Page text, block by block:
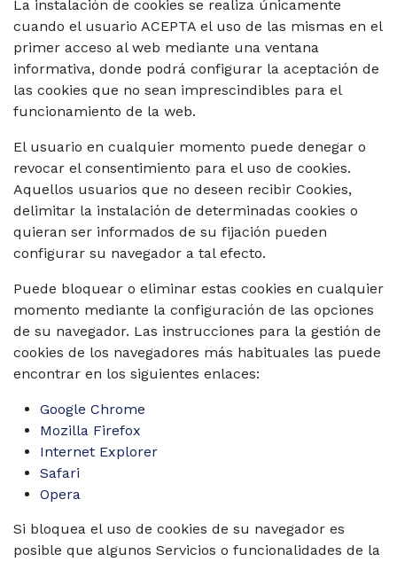
La instalación de cookies se realiza únicamente
cuando el usuario ACEPTA el uso de las mismas en el
primer acceso al web mediante una ventana
informativa, donde podrá configurar la aceptación de
las cookies que no sean imprescindibles para el
funcionamiento de la web.
El usuario en cualquier momento puede denegar o
revocar el consentimiento para el uso de cookies.
Aquellos usuarios que no deseen recibir Cookies,
delimitar la instalación de determinadas cookies o
quieran ser informados de su fijación pueden
configurar su navegador a tal efecto.
Puede bloquear o eliminar estas cookies en cualquier
momento mediante la configuración de las opciones
de su navegador. Las instrucciones para la gestión de
cookies de los navegadores más habituales las puede
encontrar en los siguientes enlaces:
Google Chrome
Mozilla Firefox
Internet Explorer
Safari
Opera
Si bloquea el uso de cookies de su navegador es
posible que algunos Servicios o funcionalidades de la